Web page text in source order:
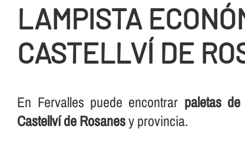
LAMPISTA
CASTELLVÍ DE
En Fervalles puede encontrar paletas
Castellví de Rosanesy provincia.